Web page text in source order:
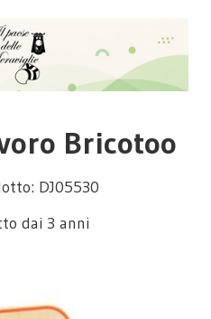
Bricotoo
DJ05530
dai 3 anni